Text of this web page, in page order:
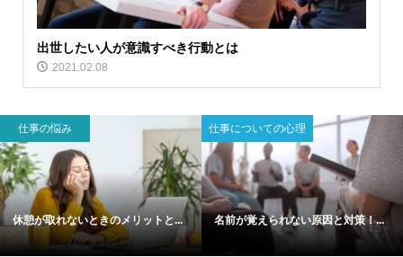
出世したい人が意識すべき行動とは
2021.02.08
仕事の悩み
休憩が取れないときのメリットと...
仕事についての心理
名前が覚えられない原因と対策！...